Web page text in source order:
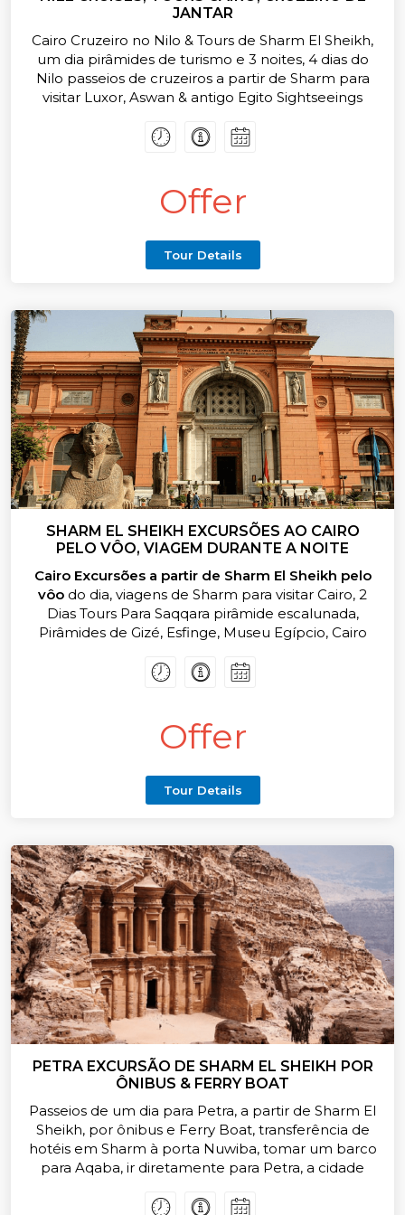
JANTAR
Cairo Cruzeiro no Nilo & Tours de Sharm El Sheikh,
um dia pirâmides de turismo e 3 noites, 4 dias do
Nilo passeios de cruzeiros a partir de Sharm para
visitar Luxor, Aswan & antigo Egito Sightseeings
no Cairo, em seguida, tomar o trem para Assuão
para famosos templos em Aswan, Kom Ombo, Edfu
e Luxor,
Offer
Tour Details
SHARM EL SHEIKH EXCURSÕES AO CAIRO
PELO VÔO, VIAGEM DURANTE A NOITE
Cairo Excursões a partir de Sharm El Sheikh pelo
vôo do dia, viagens de Sharm para visitar Cairo, 2
Dias Tours Para Saqqara pirâmide escalunada,
Pirâmides de Gizé, Esfinge, Museu Egípcio, Cairo
Excursões para todos os passeios turísticos Egito
Offer
Tour Details
PETRA EXCURSÃO DE SHARM EL SHEIKH POR
ÔNIBUS & FERRY BOAT
Passeios de um dia para Petra, a partir de Sharm El
Sheikh, por ônibus e Ferry Boat, transferência de
hotéis em Sharm à porta Nuwiba, tomar um barco
para Aqaba, ir diretamente para Petra, a cidade
cidade dos nabateus de rocha rosa vermelha